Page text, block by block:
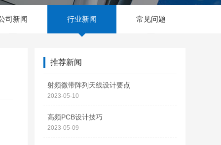
司新闻 行业新闻 常见问题
推荐新闻
射频微带阵列天线设计要点
2023-05-10
高频PCB设计技巧
2023-05-09